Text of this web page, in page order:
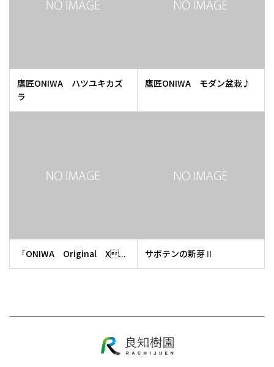
鷹匠ONIWA ハツユキカズ
ラ
鷹匠ONIWA モダン盆栽♪
「ONIWA Original X... サボテンの新芽Ⅱ